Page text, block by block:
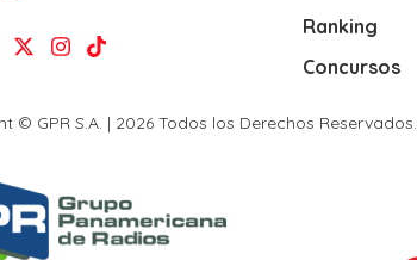
Ranking
Concursos
© GPR S.A. | 2026 Todos los Derechos Reservados.